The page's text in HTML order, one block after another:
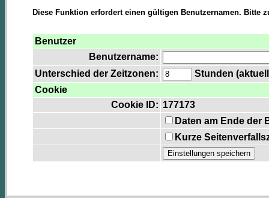
Diese Funktion erfordert einen gültigen Benutzernamen. Bitte
Benutzer
Benutzername:
Unterschied der Zeitzonen:
Stunden
Cookie
Cookie ID: 177173
Daten am Ende der
Kurze